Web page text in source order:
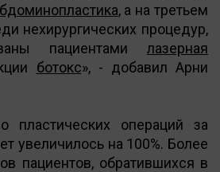
, а на третьем
нехирургических процедур,
пациентами лазерная
ботокс», - добавил Арни
пластических операций за
увеличилось на 100%. Более
пациентов, обратившихся в